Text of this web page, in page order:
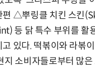
편 △뿌링클 치킨 스킨
등 닭 특수 부위를 활
있다. 떡볶이와 라볶
지 소비자들로부터 많